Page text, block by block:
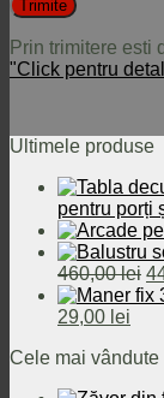
Prin trimitere esti
"Click pentru
Ultimele produse
pentru porți
460,00lei
Prețul
a
29,00 lei
este:
Cele mai vândute